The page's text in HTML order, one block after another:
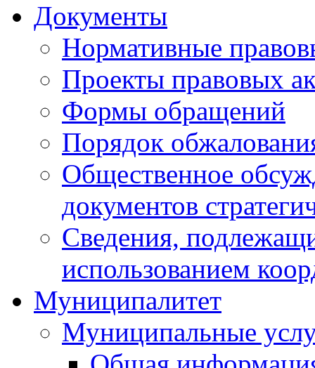
Документы
Нормативные
Проекты правовых
Формы обращений
Порядок
Общественное
документов
Сведения,
использованием
Муниципалитет
Муниципальные